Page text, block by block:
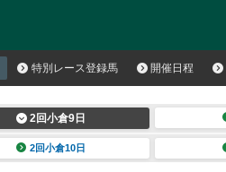
特別レース登録馬 開催日程
2回小倉9日
2回小倉10日